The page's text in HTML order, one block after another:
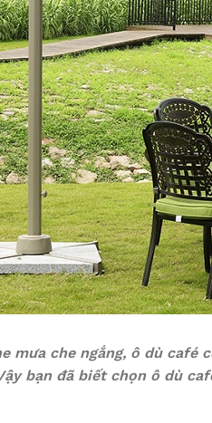
mưa che ngắng, ô dù
bạn đã biết chọn ô dù